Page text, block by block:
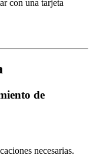
con una tarjeta
de
necesarias.